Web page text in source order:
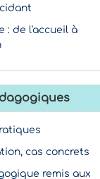
: de l'accueil à
cas concrets
remis aux